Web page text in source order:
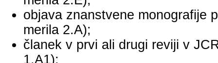
objava znanstvene monografije
merila 2.A);
članek v prvi ali drugi reviji v
1.A1);